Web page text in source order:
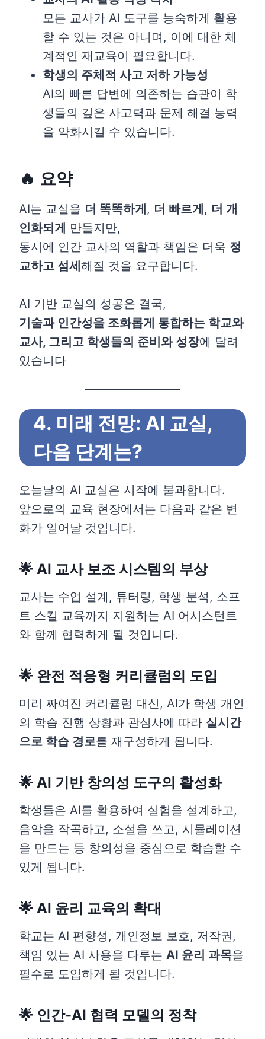
모든 교사가 AI 도구를 능숙하게 활용
할 수 있는 것은 아니며, 이에 대한 체
계적인 재교육이 필요합니다.
학생의 주체적 사고 저하 가능성
AI의 빠른 답변에 의존하는 습관이 학
생들의 깊은 사고력과 문제 해결 능력
을 약화시킬 수 있습니다.
🔥 요약
AI는 교실을 더 똑똑하게, 더 빠르게, 더 개
인화되게 만들지만,
동시에 인간 교사의 역할과 책임은 더욱 정
교하고 섬세해질 것을 요구합니다.
AI 기반 교실의 성공은 결국,
기술과 인간성을 조화롭게 통합하는 학교와
교사, 그리고 학생들의 준비와 성장에 달려
있습니다
4. 미래 전망: AI 교실,
다음 단계는?
오늘날의 AI 교실은 시작에 불과합니다.
앞으로의 교육 현장에서는 다음과 같은 변
화가 일어날 것입니다.
🌟 AI 교사 보조 시스템의 부상
교사는 수업 설계, 튜터링, 학생 분석, 소프
트 스킬 교육까지 지원하는 AI 어시스턴트
와 함께 협력하게 될 것입니다.
🌟 완전 적응형 커리큘럼의 도입
미리 짜여진 커리큘럼 대신, AI가 학생 개인
의 학습 진행 상황과 관심사에 따라 실시간
으로 학습 경로를 재구성하게 됩니다.
🌟 AI 기반 창의성 도구의 활성화
학생들은 AI를 활용하여 실험을 설계하고,
음악을 작곡하고, 소설을 쓰고, 시뮬레이션
을 만드는 등 창의성을 중심으로 학습할 수
있게 됩니다.
🌟 AI 윤리 교육의 확대
학교는 AI 편향성, 개인정보 보호, 저작권,
책임 있는 AI 사용을 다루는 AI 윤리 과목을
필수로 도입하게 될 것입니다.
🌟 인간-AI 협력 모델의 정착